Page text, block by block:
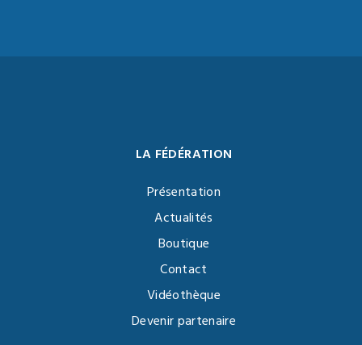
LA FÉDÉRATION
Présentation
Actualités
Boutique
Contact
Vidéothèque
Devenir partenaire